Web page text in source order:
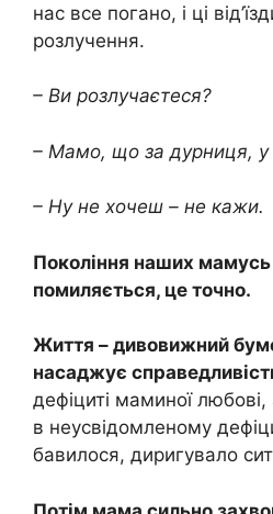
нас все погано, і ці
розлучення.
– Ви розлучаєтеся?
– Мамо, що за дурниця, у
– Ну не хочеш – не кажи.
Покоління наших мамусь
помиляється, це точно.
Життя – дивовижний
насаджує
дефіциті маминої
в неусвідомленому
бавилося, диригувало